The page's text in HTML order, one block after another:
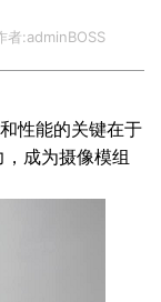
者:adminBOSS
性能的关键在于
成为摄像模组